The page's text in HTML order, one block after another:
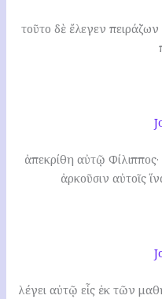
τοῦτο δὲ ἔλεγεν πειράζων
ἀπεκρίθη αὐτῷ
ἀρκοῦσιν αὐτοῖς
λέγει αὐτῷ εἷς ἐκ τῶν